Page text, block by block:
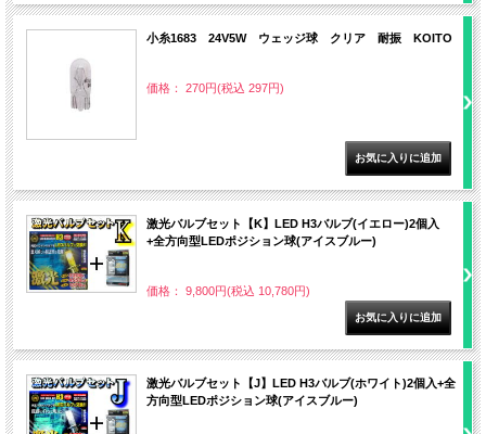
小糸1683 24V5W ウェッジ球 クリア 耐振 KOITO
価格： 270円(税込 297円)
激光バルブセット【K】LED H3バルブ(イエロー)2個入
+全方向型LEDポジション球(アイスブルー)
価格： 9,800円(税込 10,780円)
激光バルブセット【J】LED H3バルブ(ホワイト)2個入+全
方向型LEDポジション球(アイスブルー)